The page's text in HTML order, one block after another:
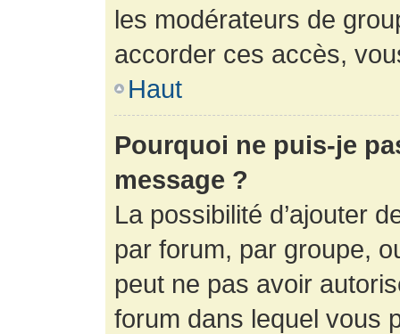
les modérateurs de
accorder ces accès,
Haut
Pourquoi ne puis-je
message ?
La possibilité d’ajouter
par forum, par groupe,
peut ne pas avoir
forum dans lequel vous